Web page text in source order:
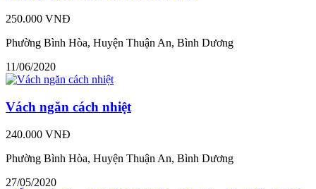
250.000 VNĐ
Phường Bình Hòa, Huyện Thuận An, Bình Dương
11/06/2020
Vách ngăn cách nhiệt
240.000 VNĐ
Phường Bình Hòa, Huyện Thuận An, Bình Dương
27/05/2020